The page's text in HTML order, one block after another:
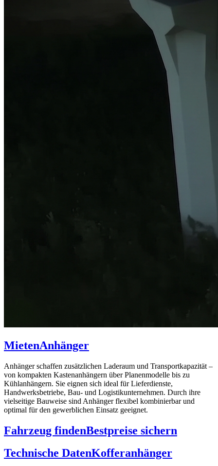
MietenAnhänger
Anhänger schaffen zusätzlichen Laderaum und Transportkapazität –
von kompakten Kastenanhängern über Planenmodelle bis zu
Kühlanhängern. Sie eignen sich ideal für Lieferdienste,
Handwerksbetriebe, Bau- und Logistikunternehmen. Durch ihre
vielseitige Bauweise sind Anhänger flexibel kombinierbar und
optimal für den gewerblichen Einsatz geeignet.
Fahrzeug findenBestpreise sichern
Technische DatenKofferanhänger